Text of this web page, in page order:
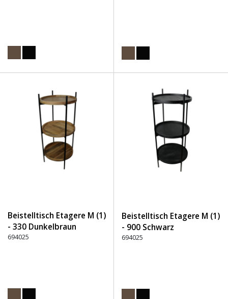
Beistelltisch Etagere M (1)
- 330 Dunkelbraun
694025
Beistelltisch Etagere M (1)
- 900 Schwarz
694025